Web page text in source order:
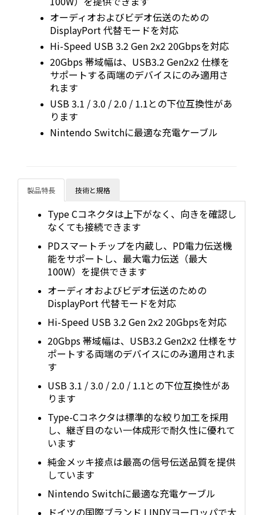
オーディオおよびビデオ伝送のための
DisplayPort 代替モードを対応
Hi-Speed USB 3.2 Gen 2x2 20Gbpsを対応
20Gbps 帯域幅は、USB3.2 Gen2x2 仕様を
サポートする両端のデバイスにのみ適用さ
れます
USB 3.1 / 3.0 / 2.0 / 1.1との下位互換性があ
ります
Nintendo Switchに最適な充電ケーブル
製品特長 技術と規格
Type Cコネクタは上下がなく、向きを確認し
なくても接続できます
PDスマートチップを内蔵し、PD電力伝送機
能をサポートし、最大電力伝送（最大
100W）を提供できます
オーディオおよびビデオ伝送のための
DisplayPort 代替モードを対応
Hi-Speed USB 3.2 Gen 2x2 20Gbpsを対応
20Gbps 帯域幅は、USB3.2 Gen2x2 仕様をサ
ポートする両端のデバイスにのみ適用されま
す
USB 3.1 / 3.0 / 2.0 / 1.1との下位互換性があ
ります
Type-Cコネクタは標準的な絞り加工を採用
し、継ぎ目のない一体成形で耐久性に優れて
います
純金メッキ接点は最高の信号伝送品質を提供
しています
Nintendo Switchに最適な充電ケーブル
ドイツの国際ブランド LINDYヨーロッパで大